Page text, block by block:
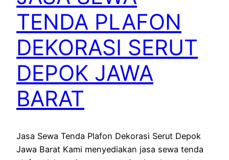
TENDA PLAFON
DEKORASI SERUT
DEPOK JAWA
BARAT
Jasa Sewa Tenda Plafon Dekorasi Serut Depok
Jawa Barat Kami menyediakan jasa sewa tenda